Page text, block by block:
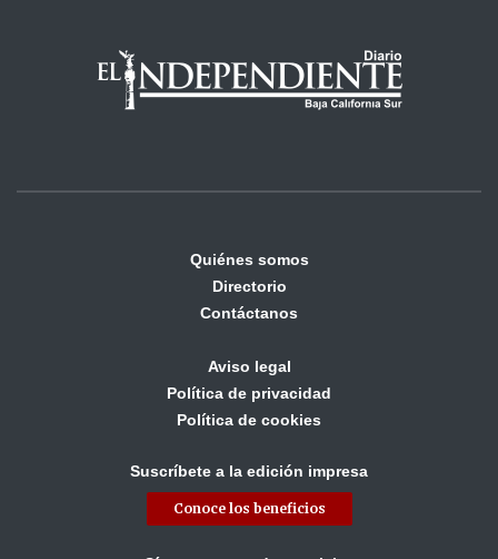
Quiénes somos
Directorio
Contáctanos
Aviso legal
Política de privacidad
Política de cookies
Suscríbete a la edición impresa
Conoce los beneficios